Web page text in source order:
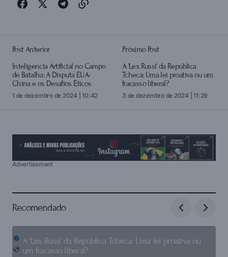
Post Anterior
Inteligência Artificial no Campo
de Batalha: A Disputa EUA-
China e os Desafios Éticos
1 de dezembro de 2024 | 10:42
Próximo Post
A 'Lex Russi' da República
Tcheca: Uma lei proativa ou um
fracasso liberal?
3 de dezembro de 2024 | 11:29
Advertisement
Recomendado
A ‘Lex Russi’ da República Tcheca: Uma lei proativa ou
um fracasso liberal?